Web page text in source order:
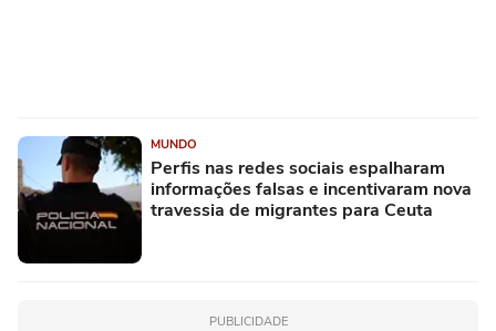
MUNDO
Perfis nas redes sociais espalharam
informações falsas e incentivaram nova
travessia de migrantes para Ceuta
PUBLICIDADE